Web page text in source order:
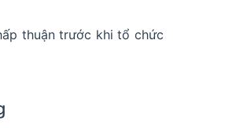
thuận trước khi tổ chức